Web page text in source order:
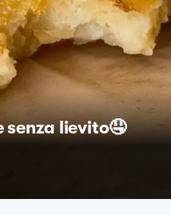
lievito🤤